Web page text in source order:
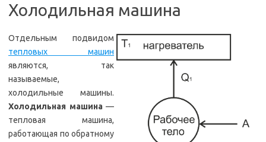
Холодильная машина
Отдельным подвидом
тепловых машин
являются, так
называемые,
холодильные машины.
Холодильная машина—
тепловая машина,
работающая по обратному